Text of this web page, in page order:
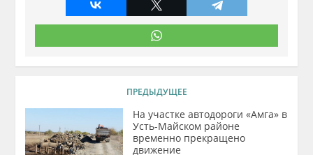
ПРЕДЫДУЩЕЕ
На участке автодороги «Амга» в
Усть-Майском районе
временно прекращено
движение